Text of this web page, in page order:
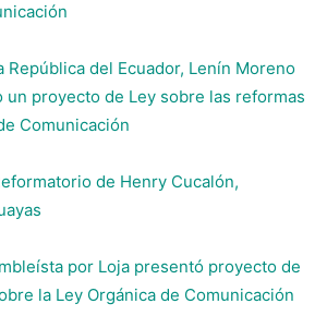
República del Ecuador, Lenín Moreno
un proyecto de Ley sobre las reformas
Comunicación
de Henry Cucalón,
por Loja presentó proyecto de
la Ley Orgánica de Comunicación